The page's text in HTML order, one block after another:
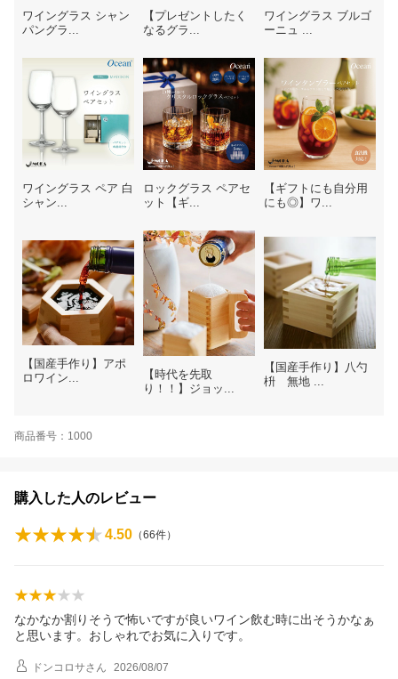
ワイングラス シャン
パングラ...
【プレゼントしたく
なるグラ...
ワイングラス ブルゴ
ーニュ ...
ワイングラス ペア 白
シャン...
ロックグラス ペアセ
ット【ギ...
【ギフトにも自分用
にも◎】ワ...
【国産手作り】アポ
ロワイン...
【時代を先取
り！！】ジョッ...
【国産手作り】八勺
枡 無地 ...
商品番号：1000
購入した人のレビュー
4.50 （66件）
なかなか割りそうで怖いですが良いワイン飲む時に出そうかなぁ
と思います。おしゃれでお気に入りです。
ドンコロサさん 2026/08/07